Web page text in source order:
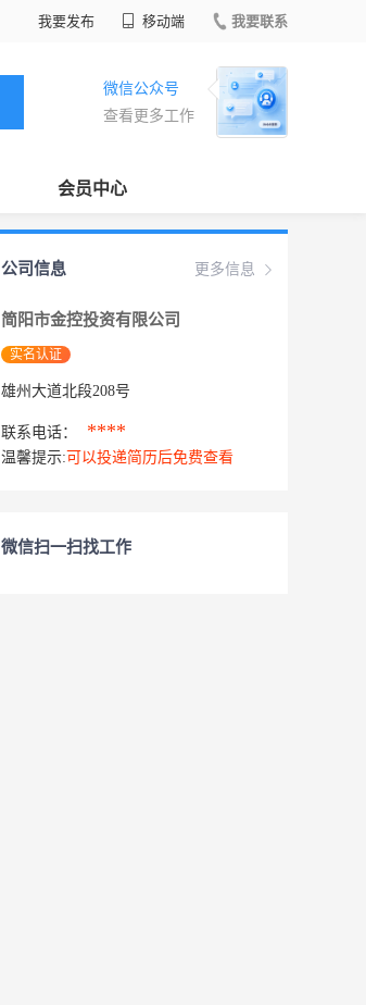
我要发布 移动端 我要联系
微信公众号
查看更多工作
会员中心
更多信息
公司信息
简阳市金控投资有限公司
实名认证
雄州大道北段208号
联系电话： ****
温馨提示: 可以投递简历后免费查看
微信扫一扫找工作